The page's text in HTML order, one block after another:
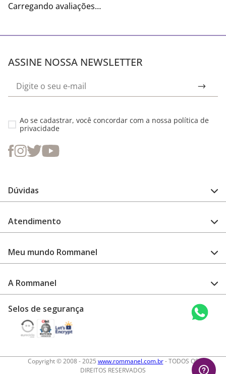
Carregando avaliações…
ASSINE NOSSA NEWSLETTER
Ao se cadastrar, você concordar com a nossa política de
privacidade
Dúvidas
Guia de medidas
Como configurar meu relógio
Garantia
Atendimento
Encontre uma loja
Meu mundo Rommanel
Revenda Rommanel
A Rommanel
Trabalhe conosco
Termos de uso
Diretos autorais
Selos de segurança
Copyright © 2008 - 2025 www.rommanel.com.br- TODOS OS
DIREITOS RESERVADOS